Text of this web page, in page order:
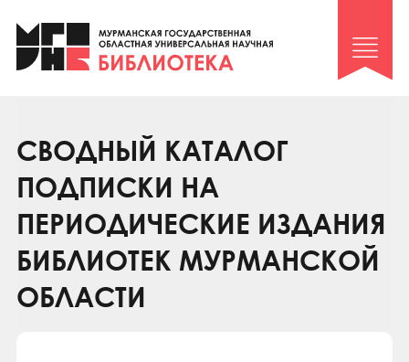
Клуб «Гиря и сельдерей»
Клуб «Семейный архив»
Коллегам
Контакты
СВОДНЫЙ КАТАЛОГ
ПОДПИСКИ НА
ПЕРИОДИЧЕСКИЕ ИЗДАНИЯ
БИБЛИОТЕК МУРМАНСКОЙ
ОБЛАСТИ